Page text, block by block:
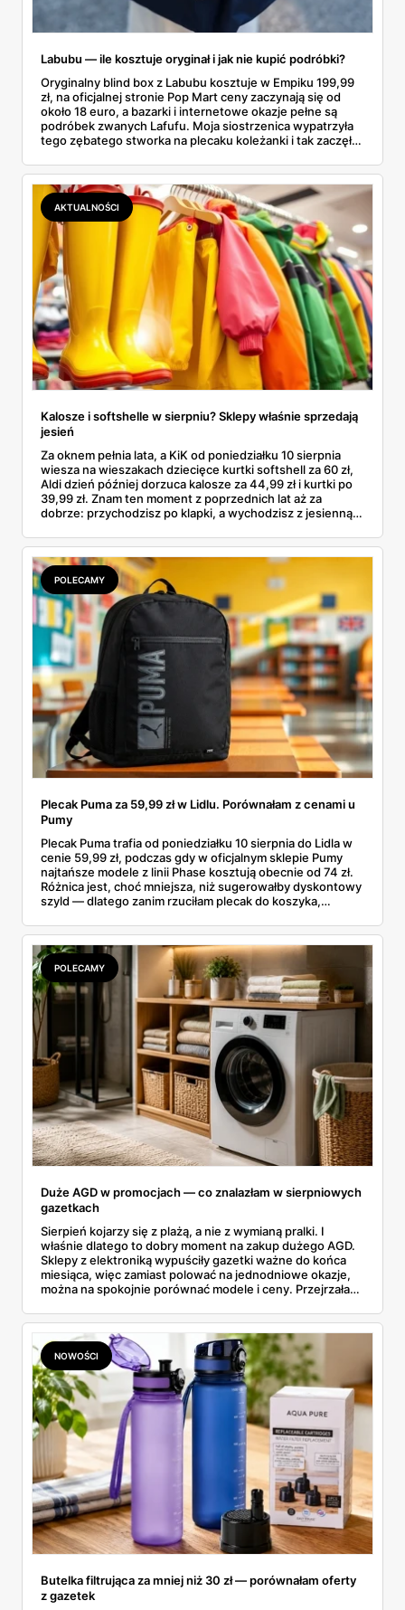
Labubu — ile kosztuje oryginał i jak nie kupić podróbki?
Oryginalny blind box z Labubu kosztuje w Empiku 199,99
zł, na oficjalnej stronie Pop Mart ceny zaczynają się od
około 18 euro, a bazarki i internetowe okazje pełne są
podróbek zwanych Lafufu. Moja siostrzenica wypatrzyła
tego zębatego stworka na plecaku koleżanki i tak zaczęło
kosztuje i po czym poznać, że sprzedawca nie wciska nam
podróbki. Spisałam wszystko, czego się dowiedziałam —
łącznie z jedną wpadką, o której za chwilę.
AKTUALNOŚCI
Kalosze i softshelle w sierpniu? Sklepy właśnie sprzedają
jesień
Za oknem pełnia lata, a KiK od poniedziałku 10 sierpnia
wiesza na wieszakach dziecięce kurtki softshell za 60 zł,
Aldi dzień później dorzuca kalosze za 44,99 zł i kurtki po
39,99 zł. Znam ten moment z poprzednich lat aż za
dobrze: przychodzisz po klapki, a wychodzisz z jesienną
pojawi się w gazetkach w przyszłym tygodniu i czy jest
sens kupować jesień, zanim skończą się wakacje.
POLECAMY
Plecak Puma za 59,99 zł w Lidlu. Porównałam z cenami u
Pumy
Plecak Puma trafia od poniedziałku 10 sierpnia do Lidla w
cenie 59,99 zł, podczas gdy w oficjalnym sklepie Pumy
najtańsze modele z linii Phase kosztują obecnie od 74 zł.
Różnica jest, choć mniejsza, niż sugerowałby dyskontowy
szyld — dlatego zanim rzuciłam plecak do koszyka,
rozpiska: co dokładnie sprzedaje Lidl, ile kosztują
odpowiedniki u producenta i komu ten zakup naprawdę
się opłaci.
POLECAMY
Duże AGD w promocjach — co znalazłam w sierpniowych
gazetkach
Sierpień kojarzy się z plażą, a nie z wymianą pralki. I
właśnie dlatego to dobry moment na zakup dużego AGD.
Sklepy z elektroniką wypuściły gazetki ważne do końca
miesiąca, więc zamiast polować na jednodniowe okazje,
można na spokojnie porównać modele i ceny. Przejrzałam
znalazłam, z cenami i terminami.
NOWOŚCI
Butelka filtrująca za mniej niż 30 zł — porównałam oferty
z gazetek